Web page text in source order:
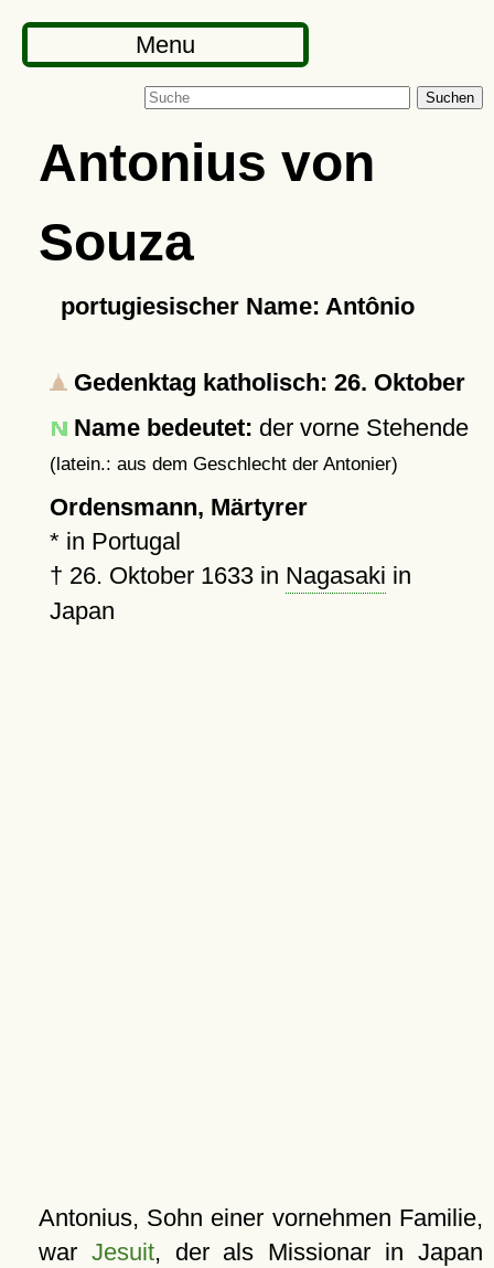
Menu
Suchen
Antonius von
Souza
portugiesischer Name: Antônio
Gedenktag katholisch: 26. Oktober
Name bedeutet: der vorne Stehende
(latein.: aus dem Geschlecht der Antonier)
Ordensmann, Märtyrer
* in Portugal
† 26. Oktober 1633in Nagasaki in
Japan
Antonius, Sohn einer vornehmen Familie,
war Jesuit, der als Missionar in Japan